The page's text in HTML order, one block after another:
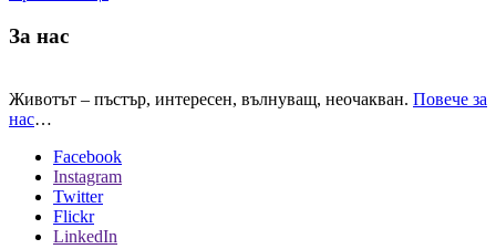
За нас
Животът – пъстър, интересен, вълнуващ, неочакван. Повече за
нас…
Facebook
Instagram
Twitter
Flickr
LinkedIn